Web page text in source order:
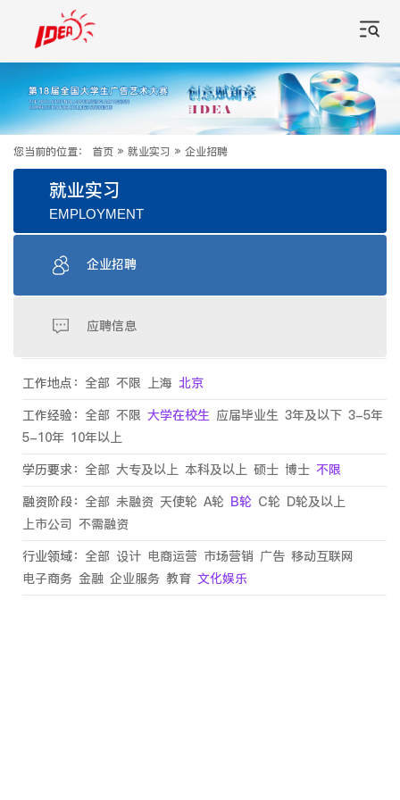
您当前的位置： 首页 » 就业实习 » 企业招聘
就业实习
EMPLOYMENT
企业招聘
应聘信息
工作地点： 全部 不限 上海 北京
工作经验： 全部 不限 大学在校生 应届毕业生 3年及以下 3-5年
5-10年 10年以上
学历要求： 全部 大专及以上 本科及以上 硕士 博士 不限
融资阶段： 全部 未融资 天使轮 A轮 B轮 C轮 D轮及以上
上市公司 不需融资
行业领域： 全部 设计 电商运营 市场营销 广告 移动互联网
电子商务 金融 企业服务 教育 文化娱乐